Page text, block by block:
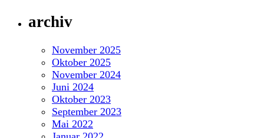
archiv
November 2025
Oktober 2025
November 2024
Juni 2024
Oktober 2023
September 2023
Mai 2022